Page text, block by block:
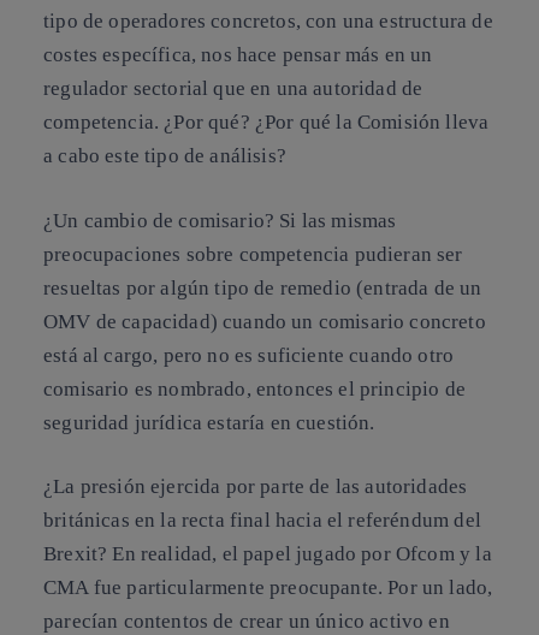
tipo de operadores concretos, con una estructura de
costes específica, nos hace pensar más en un
regulador sectorial que en una autoridad de
competencia. ¿Por qué? ¿Por qué la Comisión lleva
a cabo este tipo de análisis?
¿Un cambio de comisario? Si las mismas
preocupaciones sobre competencia pudieran ser
resueltas por algún tipo de remedio (entrada de un
OMV de capacidad) cuando un comisario concreto
está al cargo, pero no es suficiente cuando otro
comisario es nombrado, entonces el principio de
seguridad jurídica estaría en cuestión.
¿La presión ejercida por parte de las autoridades
británicas en la recta final hacia el referéndum del
Brexit? En realidad, el papel jugado por Ofcom y la
CMA fue particularmente preocupante. Por un lado,
parecían contentos de crear un único activo en